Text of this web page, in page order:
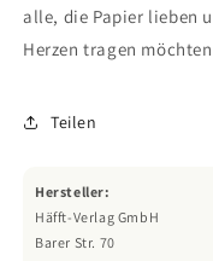
alle, die Papier lieben
Herzen tragen
Teilen
Hersteller:
Häfft-Verlag GmbH
Barer Str. 70